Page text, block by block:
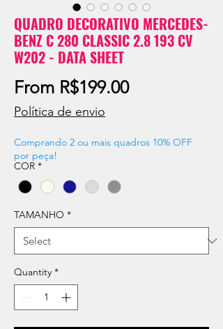
QUADRO DECORATIVO MERCEDES-
BENZ C 280 CLASSIC 2.8 193 CV
W202 - DATA SHEET
From R$199.00Sale
Política de envio
Comprando 2 ou mais quadros 10% OFF
por peça!
COR *
TAMANHO *
Quantity *